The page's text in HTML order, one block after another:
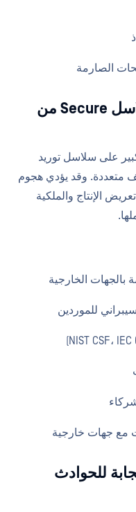
الصارمة
الاستراتيجية 3: Secure سلاسل Secure من
على سلاسل توريد
متعددة. وقد يؤدي هجوم
الإنتاج والملكية
بالجهات الخارجية
للموردين
مع جهات خارجية
للحوادث